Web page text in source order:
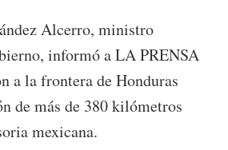
Alcerro, ministro
informó a LA PRENSA
a la frontera de Honduras
de más de 380 kilómetros
mexicana.